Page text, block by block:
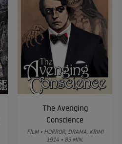
The Avenging
Conscience
FILM • HORROR, DRAMA, KRIMI
1914 • 83 MIN.